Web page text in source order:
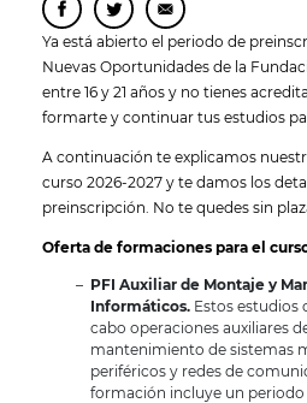
Ya está abierto el periodo de
Nuevas Oportunidades de la
entre 16 y 21 años y no tienes
formarte y continuar tus estudios
A continuación te explicamos
curso 2026-2027 y te damos los
preinscripción. No te quedes sin
Oferta de formaciones para el
PFI Auxiliar de Montaje y
Informáticos. Estos estudios
cabo operaciones auxiliares
mantenimiento de sistemas
periféricos y redes de
formación incluye un periodo